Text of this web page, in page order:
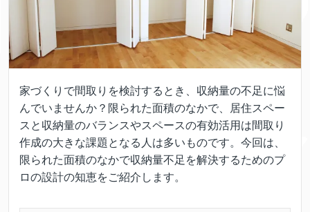
家づくりで間取りを検討するとき、収納量の不足に悩
んでいませんか？限られた面積のなかで、居住スペー
スと収納量のバランスやスペースの有効活用は間取り
作成の大きな課題となる人は多いものです。今回は、
限られた面積のなかで収納量不足を解決するためのプ
ロの設計の知恵をご紹介します。